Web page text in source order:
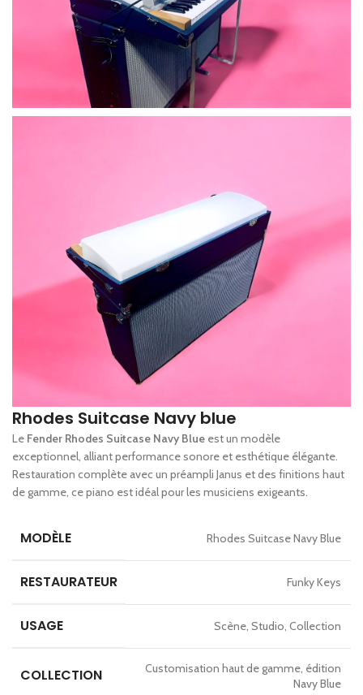
Rhodes Suitcase Navy blue
Le Fender Rhodes Suitcase Navy Blue est un modèle
exceptionnel, alliant performance sonore et esthétique élégante.
Restauration complète avec un préampli Janus et des finitions haut
de gamme, ce piano est idéal pour les musiciens exigeants.
MODÈLE Rhodes Suitcase Navy Blue
RESTAURATEUR Funky Keys
USAGE Scène, Studio, Collection
COLLECTION
Customisation haut de gamme, édition
Navy Blue